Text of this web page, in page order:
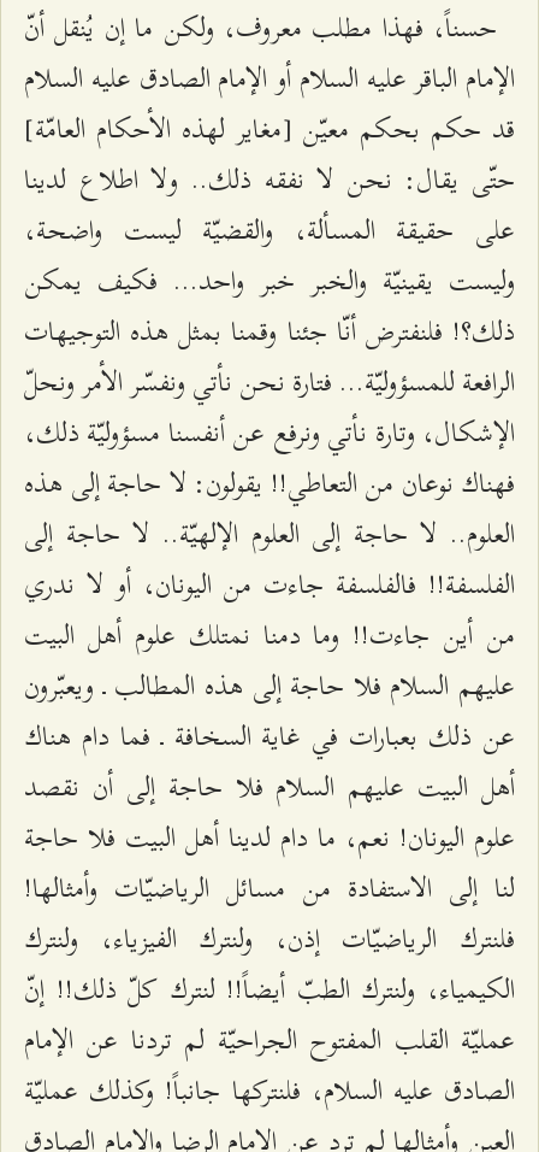
حسناً، فهذا مطلب معروف، ولكن ما إن يُنقل أنّ
الإمام الباقر عليه السلام أو الإمام الصادق عليه السلام
قد حكم بحكم معيّن [مغاير لهذه الأحكام العامّة]
حتّى يقال: نحن لا نفقه ذلك.. ولا اطلاع لدينا
على حقيقة المسألة، والقضيّة ليست واضحة،
وليست يقينيّة والخبر خبر واحد... فكيف يمكن
ذلك؟! فلنفترض أنّا جئنا وقمنا بمثل هذه التوجيهات
الرافعة للمسؤوليّة... فتارة نحن نأتي ونفسّر الأمر ونحلّ
الإشكال، وتارة نأتي ونرفع عن أنفسنا مسؤوليّة ذلك،
فهناك نوعان من التعاطي!! يقولون: لا حاجة إلى هذه
العلوم.. لا حاجة إلى العلوم الإلهيّة.. لا حاجة إلى
الفلسفة!! فالفلسفة جاءت من اليونان، أو لا ندري
من أين جاءت!! وما دمنا نمتلك علوم أهل البيت
عليهم السلام فلا حاجة إلى هذه المطالب ـ ويعبّرون
عن ذلك بعبارات في غاية السخافة ـ فما دام هناك
أهل البيت عليهم السلام فلا حاجة إلى أن نقصد
علوم اليونان! نعم، ما دام لدينا أهل البيت فلا حاجة
لنا إلى الاستفادة من مسائل الرياضيّات وأمثالها!
فلنترك الرياضيّات إذن، ولنترك الفيزياء، ولنترك
الكيمياء، ولنترك الطبّ أيضاً!! لنترك كلّ ذلك!! إنّ
عمليّة القلب المفتوح الجراحيّة لم تردنا عن الإمام
الصادق عليه السلام، فلنتركها جانباً! وكذلك عمليّة
العين وأمثالها لم ترد عن الإمام الرضا والإمام الصادق